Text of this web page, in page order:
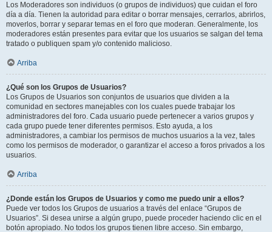
Los Moderadores son individuos (o grupos de individuos) que cuidan el foro
día a día. Tienen la autoridad para editar o borrar mensajes, cerrarlos, abrirlos,
moverlos, borrar y separar temas en el foro que moderan. Generalmente, los
moderadores están presentes para evitar que los usuarios se salgan del tema
tratado o publiquen spam y/o contenido malicioso.
Arriba
¿Qué son los Grupos de Usuarios?
Los Grupos de Usuarios son conjuntos de usuarios que dividen a la
comunidad en sectores manejables con los cuales puede trabajar los
administradores del foro. Cada usuario puede pertenecer a varios grupos y
cada grupo puede tener diferentes permisos. Esto ayuda, a los
administradores, a cambiar los permisos de muchos usuarios a la vez, tales
como los permisos de moderador, o garantizar el acceso a foros privados a los
usuarios.
Arriba
¿Donde están los Grupos de Usuarios y como me puedo unir a ellos?
Puede ver todos los Grupos de usuarios a través del enlace “Grupos de
Usuarios”. Si desea unirse a algún grupo, puede proceder haciendo clic en el
botón apropiado. No todos los grupos tienen libre acceso. Sin embargo,